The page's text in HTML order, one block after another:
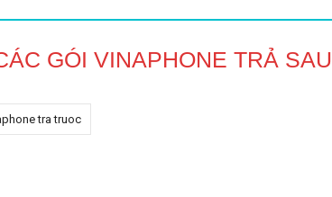
GÓI VINAPHONE TRẢ SAU
tra truoc